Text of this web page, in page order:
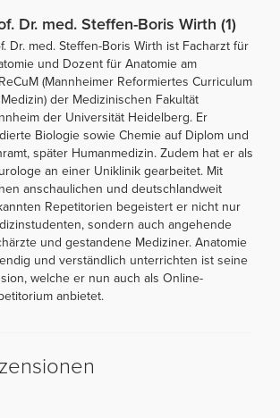
Dr. med. Steffen-Boris Wirth (1)
Dr. med. Steffen-Boris Wirth ist Facharzt für
und Dozent für Anatomie am
(Mannheimer Reformiertes Curriculum
der Medizinischen Fakultät
der Universität Heidelberg. Er
Biologie sowie Chemie auf Diplom und
später Humanmedizin. Zudem hat er als
an einer Uniklinik gearbeitet. Mit
anschaulichen und deutschlandweit
Repetitorien begeistert er nicht nur
sondern auch angehende
und gestandene Mediziner. Anatomie
und verständlich unterrichten ist seine
welche er nun auch als Online-
anbietet.